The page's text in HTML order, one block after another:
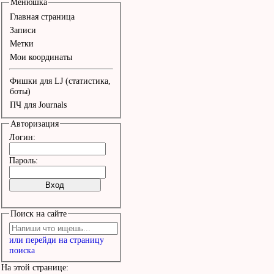
мной:
Землю - наощупь, хлеб
на вкус,
Губы губами, небо -
звездой;
Я больше не верю в то,
что-то еще;
Глаза с той стороны
ясны.
Все назад! Я делаю
Я начинаю движение в
весны.
Менюшка
Главная страница
Записи
Метки
Мои координаты
Фишки для LJ (статистика,
боты)
ПЧ для Journals
Авторизация
Логин:
Пароль:
Поиск на сайте
или перейди на страницу
поиска
На этой странице: